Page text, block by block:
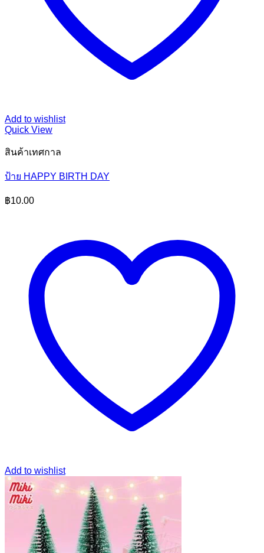
Add to wishlist
Quick View
สินค้าเทศกาล
ป้าย HAPPY BIRTH DAY
฿10.00
Add to wishlist